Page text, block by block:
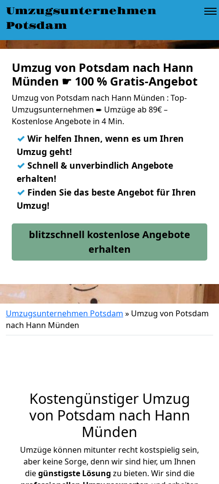
Umzugsunternehmen
Potsdam
Umzug von Potsdam nach Hann
Münden ☛ 100 % Gratis-Angebot
Umzug von Potsdam nach Hann Münden : Top-
Umzugsunternehmen ➨ Umzüge ab 89€ –
Kostenlose Angebote in 4 Min.
✓ Wir helfen Ihnen, wenn es um Ihren
Umzug geht!
✓ Schnell & unverbindlich Angebote
erhalten!
✓ Finden Sie das beste Angebot für Ihren
Umzug!
blitzschnell kostenlose Angebote
erhalten
Umzugsunternehmen Potsdam » Umzug von Potsdam
nach Hann Münden
Kostengünstiger Umzug
von Potsdam nach Hann
Münden
Umzüge können mitunter recht kostspielig sein,
aber keine Sorge, denn wir sind hier, um Ihnen
diegünstigste Lösung zu bieten. Wir sind die